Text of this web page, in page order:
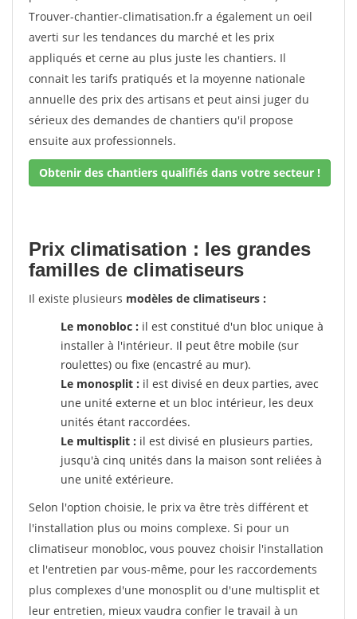
Trouver-chantier-climatisation.fr a également un oeil
averti sur les tendances du marché et les prix
appliqués et cerne au plus juste les chantiers. Il
connait les tarifs pratiqués et la moyenne nationale
annuelle des prix des artisans et peut ainsi juger du
sérieux des demandes de chantiers qu'il propose
ensuite aux professionnels.
Obtenir des chantiers qualifiés dans votre secteur !
Prix climatisation : les grandes
familles de climatiseurs
Il existe plusieurs modèles de climatiseurs :
Le monobloc : il est constitué d'un bloc unique à
installer à l'intérieur. Il peut être mobile (sur
roulettes) ou fixe (encastré au mur).
Le monosplit : il est divisé en deux parties, avec
une unité externe et un bloc intérieur, les deux
unités étant raccordées.
Le multisplit : il est divisé en plusieurs parties,
jusqu'à cinq unités dans la maison sont reliées à
une unité extérieure.
Selon l'option choisie, le prix va être très différent et
l'installation plus ou moins complexe. Si pour un
climatiseur monobloc, vous pouvez choisir l'installation
et l'entretien par vous-même, pour les raccordements
plus complexes d'une monosplit ou d'une multisplit et
leur entretien, mieux vaudra confier le travail à un